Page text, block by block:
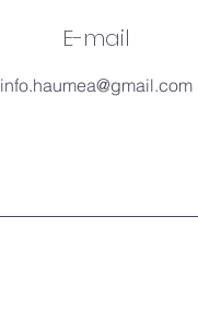
E-mail
info.haumea@gmail.com